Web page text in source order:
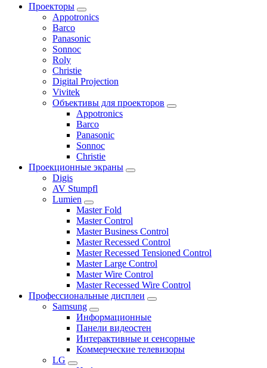
Проекторы
Appotronics
Barco
Panasonic
Sonnoc
Roly
Christie
Digital Projection
Vivitek
Объективы для проекторов
Appotronics
Barco
Panasonic
Sonnoc
Сhristie
Проекционные экраны
Digis
AV Stumpfl
Lumien
Master Fold
Master Control
Master Business Control
Master Recessed Control
Master Recessed Tensioned Control
Master Large Control
Master Wire Control
Master Recessed Wire Control
Профессиональные дисплеи
Samsung
Информационные
Панели видеостен
Интерактивные и сенсорные
Коммерческие телевизоры
LG